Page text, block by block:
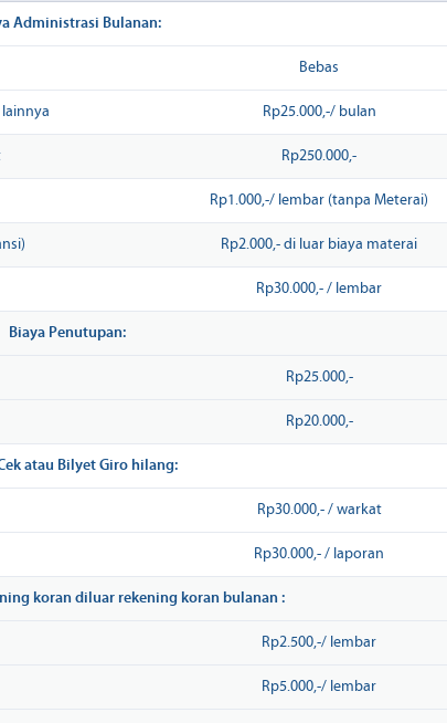
Administrasi Bulanan:
Bebas
Rp25.000,-/ bulan
Rp250.000,-
Rp1.000,-/ lembar (tanpa Meterai)
Rp2.000,- di luar biaya materai
Rp30.000,- / lembar
Biaya Penutupan:
Rp25.000,-
Rp20.000,-
atau Bilyet Giro hilang:
Rp30.000,- / warkat
Rp30.000,- / laporan
koran diluar rekening koran bulanan :
Rp2.500,-/ lembar
Rp5.000,-/ lembar